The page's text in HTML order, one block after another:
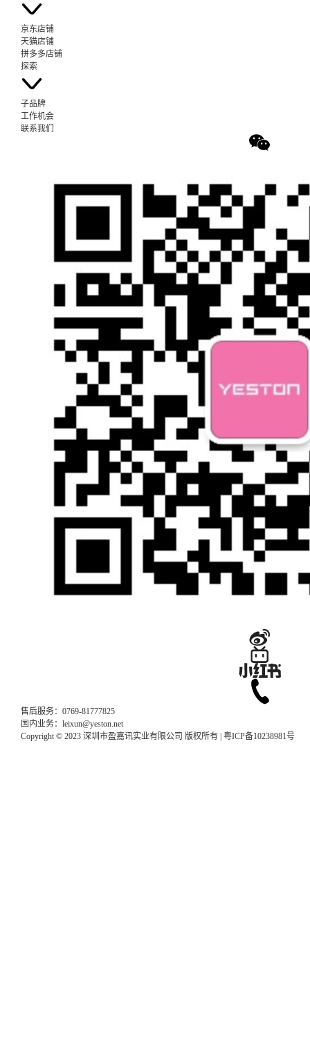
京东店铺
天猫店铺
拼多多店铺
探索
子品牌
工作机会
联系我们
售后服务：0769-81777825
国内业务：leixun@yeston.net
Copyright © 2023 深圳市盈嘉讯实业有限公司 版权所有 | 粤ICP备10238981号